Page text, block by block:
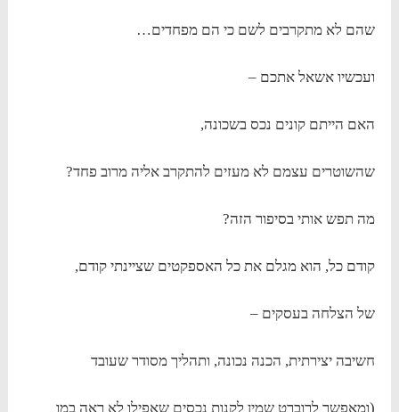
שהם לא מתקרבים לשם כי הם מפחדים…
ועכשיו אשאל אתכם –
האם הייתם קונים נכס בשכונה,
שהשוטרים עצמם לא מעזים להתקרב אליה מרוב פחד?
מה תפש אותי בסיפור הזה?
קודם כל, הוא מגלם את כל האספקטים שציינתי קודם,
של הצלחה בעסקים –
חשיבה יצירתית, הכנה נכונה, ותהליך מסודר שעובד
(ומאפשר לרוברט שמין לקנות נכסים שאפילו לא ראה במו